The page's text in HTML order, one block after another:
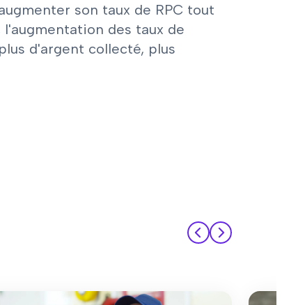
son taux de RPC tout
des taux de
d'argent collecté, plus